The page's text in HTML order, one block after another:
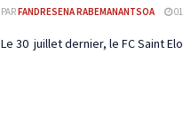
PARFANDRESENA RABEMANANTSOA
Le 30 juillet dernier, le FC Saint